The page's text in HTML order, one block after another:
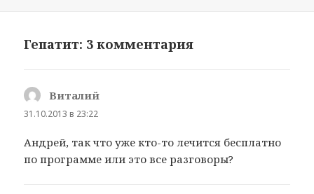
Гепатит: 3 комментария
Виталий
31.10.2013 в 23:22
Андрей, так что уже кто-то лечится бесплатно
по программе или это все разговоры?